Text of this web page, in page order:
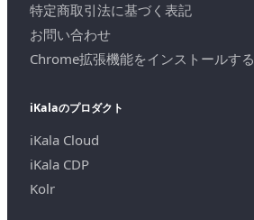
特定商取引法に基づく表記
お問い合わせ
Chrome拡張機能をインストールする
iKalaのプロダクト
iKala Cloud
iKala CDP
Kolr